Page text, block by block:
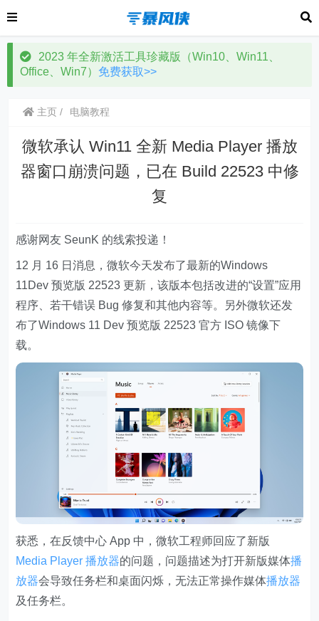
2023 年全新激活工具珍藏版（Win10、Win11、
Office、Win7） 免费获取>>
主页 电脑教程
微软承认 Win11 全新 Media Player 播放
器窗口崩溃问题，已在 Build 22523 中修
复
感谢网友 SeunK 的线索投递！
12 月 16 日消息，微软今天发布了最新的Windows
11Dev 预览版 22523 更新，该版本包括改进的“设置”应用
程序、若干错误 Bug 修复和其他内容等。另外微软还发
布了Windows 11 Dev 预览版 22523 官方 ISO 镜像下
载。
获悉，在反馈中心 App 中，微软工程师回应了新版
Media Player 播放器的问题，问题描述为打开新版媒体播
放器会导致任务栏和桌面闪烁，无法正常操作媒体播放器
及任务栏。